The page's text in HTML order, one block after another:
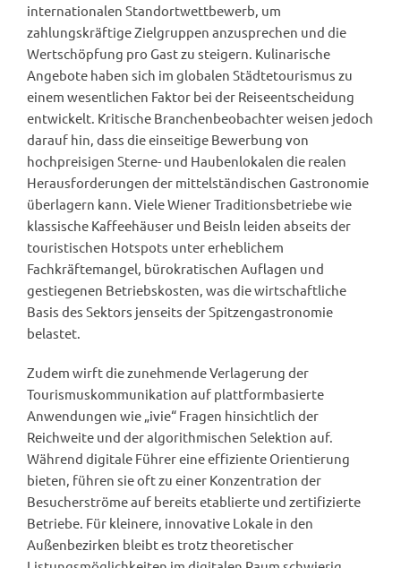
internationalen Standortwettbewerb, um
zahlungskräftige Zielgruppen anzusprechen und die
Wertschöpfung pro Gast zu steigern. Kulinarische
Angebote haben sich im globalen Städtetourismus zu
einem wesentlichen Faktor bei der Reiseentscheidung
entwickelt. Kritische Branchenbeobachter weisen jedoch
darauf hin, dass die einseitige Bewerbung von
hochpreisigen Sterne- und Haubenlokalen die realen
Herausforderungen der mittelständischen Gastronomie
überlagern kann. Viele Wiener Traditionsbetriebe wie
klassische Kaffeehäuser und Beisln leiden abseits der
touristischen Hotspots unter erheblichem
Fachkräftemangel, bürokratischen Auflagen und
gestiegenen Betriebskosten, was die wirtschaftliche
Basis des Sektors jenseits der Spitzengastronomie
belastet.
Zudem wirft die zunehmende Verlagerung der
Tourismuskommunikation auf plattformbasierte
Anwendungen wie „ivie“ Fragen hinsichtlich der
Reichweite und der algorithmischen Selektion auf.
Während digitale Führer eine effiziente Orientierung
bieten, führen sie oft zu einer Konzentration der
Besucherströme auf bereits etablierte und zertifizierte
Betriebe. Für kleinere, innovative Lokale in den
Außenbezirken bleibt es trotz theoretischer